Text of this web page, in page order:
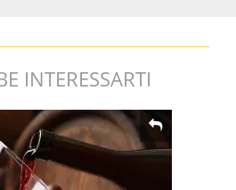
INTERESSARTI